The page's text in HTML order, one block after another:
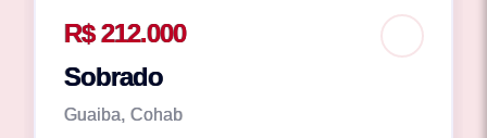
R$ 212.000
Sobrado
Guaiba, Cohab